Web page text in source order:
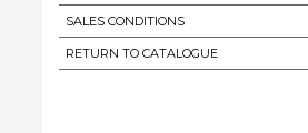
SALES CONDITIONS
RETURN TO CATALOGUE